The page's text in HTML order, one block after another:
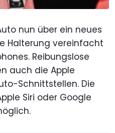
nun über ein neues
Halterung vereinfacht
Reibungslose
auch die Apple
Schnittstellen. Die
Siri oder Google